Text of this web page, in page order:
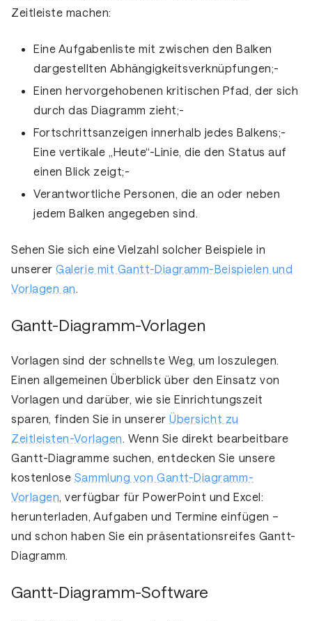
Zeitleiste machen:
Eine Aufgabenliste mit zwischen den Balken
dargestellten Abhängigkeitsverknüpfungen;-
Einen hervorgehobenen kritischen Pfad, der sich
durch das Diagramm zieht;-
Fortschrittsanzeigen innerhalb jedes Balkens;-
Eine vertikale „Heute“-Linie, die den Status auf
einen Blick zeigt;-
Verantwortliche Personen, die an oder neben
jedem Balken angegeben sind.
Sehen Sie sich eine Vielzahl solcher Beispiele in
unsererGalerie mit Gantt-Diagramm-Beispielen und
Vorlagen an
Gantt-Diagramm-Vorlagen
Vorlagen sind der schnellste Weg, um loszulegen.
Einen allgemeinen Überblick über den Einsatz von
Vorlagen und darüber, wie sie Einrichtungszeit
sparen, finden Sie in unsererÜbersicht zu
Zeitleisten-Vorlagen . Wenn Sie direkt bearbeitbare
Gantt-Diagramme suchen, entdecken Sie unsere
kostenlose Sammlung von Gantt-Diagramm-
Vorlagen , verfügbar für PowerPoint und Excel:
herunterladen, Aufgaben und Termine einfügen –
und schon haben Sie ein präsentationsreifes Gantt-
Diagramm.
Gantt-Diagramm-Software